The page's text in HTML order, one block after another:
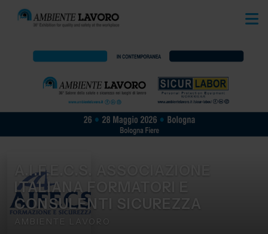
A.I.F.E.C.S. ASSOCIAZIONE
ITALIANA FORMATORI E
CONSULENTI SICUREZZA
AMBIENTE LAVORO